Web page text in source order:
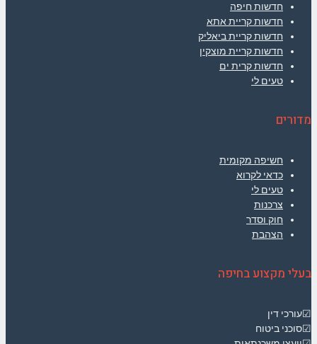
חדשות חיפה
חדשות קריית אתא
חדשות קריית ביאליק
חדשות קריית מוצקין
חדשות קרית ים
טעים לי
מדורים
חשיפה מקומית
כדאי לקרוא
טעים לי
צרכנות
חוק וסדר
הצהבת
בעלי מקצוע בחיפה
☑עורכי דין
☑סוכני ביטוח